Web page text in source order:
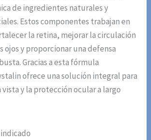
de ingredientes naturales y
Estos componentes trabajan en
la retina, mejorar la circulación
ojos y proporcionar una defensa
Gracias a esta fórmula
ofrece una solución integral para
y la protección ocular a largo